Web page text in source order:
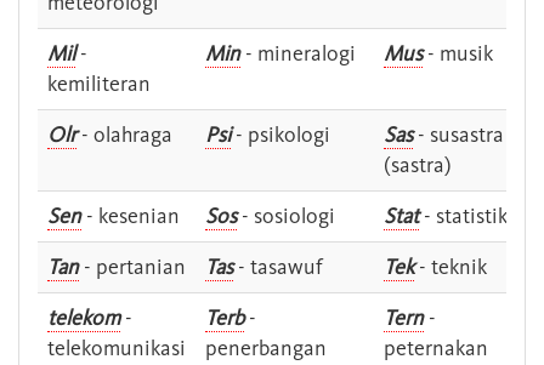
Mil-
kemiliteran
Min- mineralogi Mus- musik
Olr- olahraga Psi- psikologi Sas- susastra -
(sastra)
Sen- kesenian Sos- sosiologi Stat- statistik
Tan- pertanian Tas- tasawuf Tek- teknik
telekom-
telekomunikasi
Terb-
penerbangan
Tern-
peternakan